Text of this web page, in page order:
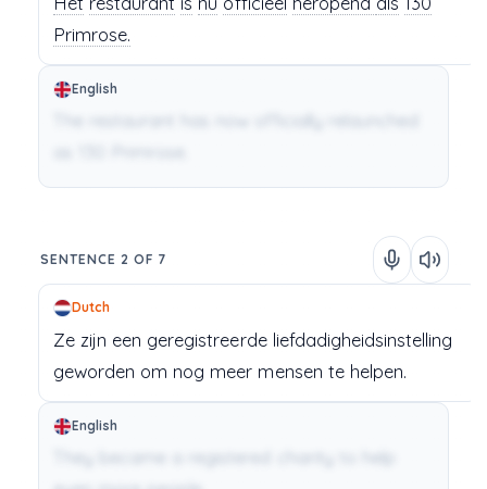
Primrose.
English
SENTENCE 2 OF 7
Dutch
Ze zijn een geregistreerde liefdadigheidsinstelling
geworden om nog meer mensen te helpen.
English
They became a registered charity to help